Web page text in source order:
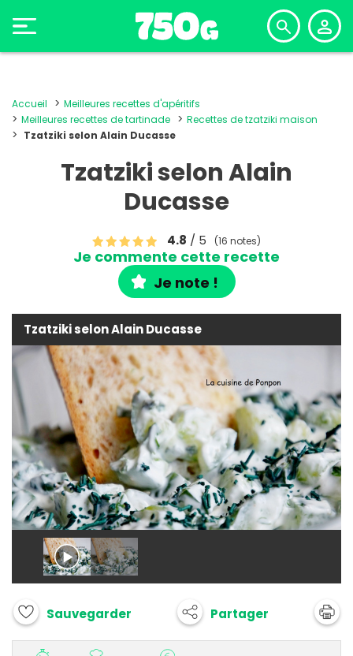
Accueil
Meilleures recettes d'apéritifs
Meilleures recettes de tartinade
Recettes de tzatziki maison
Tzatziki selon Alain Ducasse
Tzatziki selon Alain
Ducasse
4.8 / 5 (16 notes)
Je commente cette recette
Je note !
Tzatziki selon Alain Ducasse
Sauvegarder Partager